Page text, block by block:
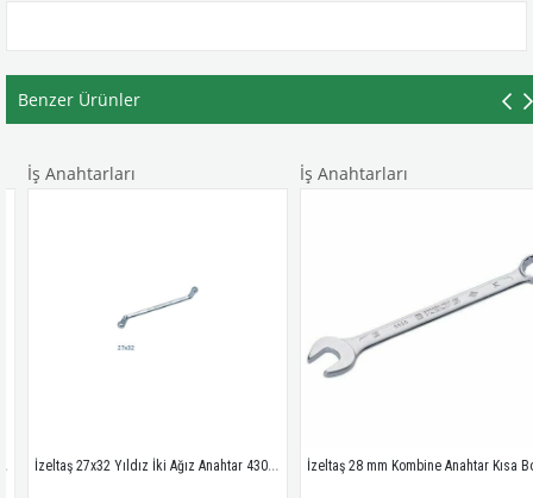
Benzer Ürünler
İş Anahtarları
İzeltaş 27x32 Yıldız İki Ağız Anahtar 430032732
İş Anahtarları
İzeltaş 28 mm